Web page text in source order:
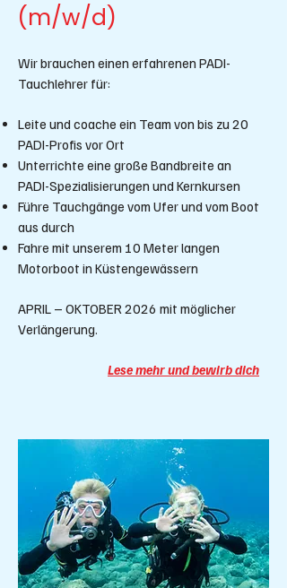
(m/w/d)
Wir brauchen einen erfahrenen PADI-
Tauchlehrer für:
Leite und coache ein Team von bis zu 20
PADI-Profis vor Ort
Unterrichte eine große Bandbreite an
PADI-Spezialisierungen und Kernkursen
Führe Tauchgänge vom Ufer und vom Boot
aus durch
Fahre mit unserem 10 Meter langen
Motorboot in Küstengewässern
APRIL – OKTOBER 2026 mit möglicher
Verlängerung.
Lese mehr und bewirb dich